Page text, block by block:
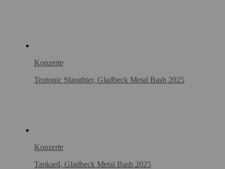
Konzerte
Teutonic Slaughter, Gladbeck Metal Bash 2025
Konzerte
Tankard, Gladbeck Metal Bash 2025